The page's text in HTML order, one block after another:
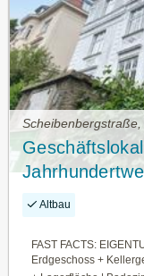
Scheibenbergstraße,
Altbau
FAST FACTS:
Erdgeschoss +